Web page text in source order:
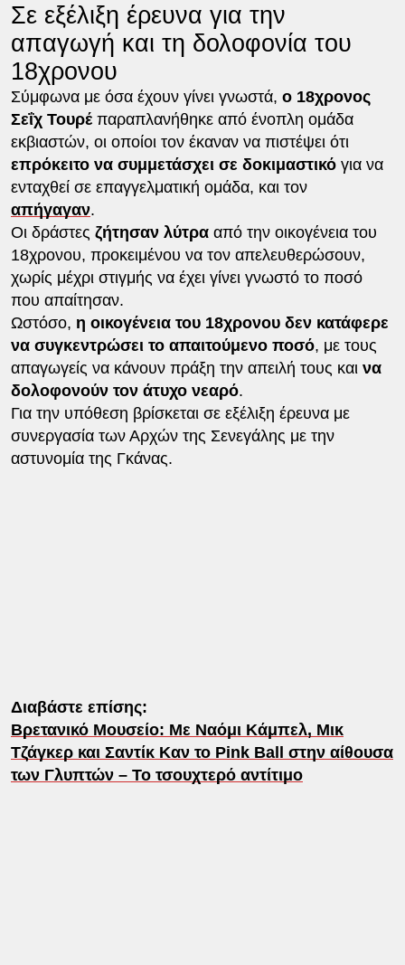
Σε εξέλιξη έρευνα για την
απαγωγή και τη δολοφονία του
18χρονου
Σύμφωνα με όσα έχουν γίνει γνωστά, ο 18χρονος
Σεΐχ Τουρέπαραπλανήθηκε από ένοπλη ομάδα
εκβιαστών, οι οποίοι τον έκαναν να πιστέψει ότι
επρόκειτο να συμμετάσχει σε δοκιμαστικόγια να
ενταχθεί σε επαγγελματική ομάδα, και τον
απήγαγαν.
Οι δράστες ζήτησαν λύτρααπό την οικογένεια του
18χρονου, προκειμένου να τον απελευθερώσουν,
χωρίς μέχρι στιγμής να έχει γίνει γνωστό το ποσό
που απαίτησαν.
Ωστόσο, η οικογένεια του 18χρονου δεν κατάφερε
να συγκεντρώσει το απαιτούμενο ποσό, με τους
απαγωγείς να κάνουν πράξη την απειλή τους και να
δολοφονούν τον άτυχο νεαρό.
Για την υπόθεση βρίσκεται σε εξέλιξη έρευνα με
συνεργασία των Αρχών της Σενεγάλης με την
αστυνομία της Γκάνας.
Διαβάστε επίσης:
Βρετανικό Μουσείο: Mε Ναόμι Κάμπελ, Μικ
Τζάγκερ και Σαντίκ Καν το Pink Ball στην αίθουσα
των Γλυπτών – Το τσουχτερό αντίτιμο